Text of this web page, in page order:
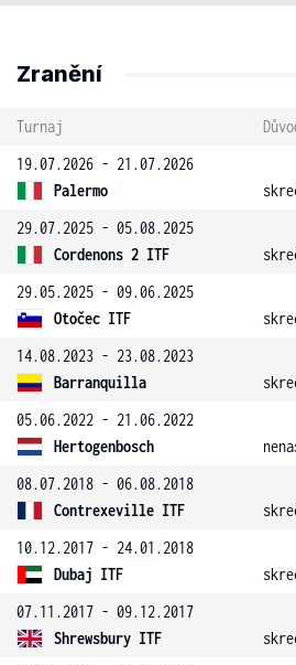
Zranění
Turnaj
19.07.2026 - 21.07.2026
Palermo
29.07.2025 - 05.08.2025
Cordenons 2 ITF
29.05.2025 - 09.06.2025
Otočec ITF
14.08.2023 - 23.08.2023
Barranquilla
05.06.2022 - 21.06.2022
Hertogenbosch
08.07.2018 - 06.08.2018
Contrexeville ITF
10.12.2017 - 24.01.2018
Dubaj ITF
07.11.2017 - 09.12.2017
Shrewsbury ITF